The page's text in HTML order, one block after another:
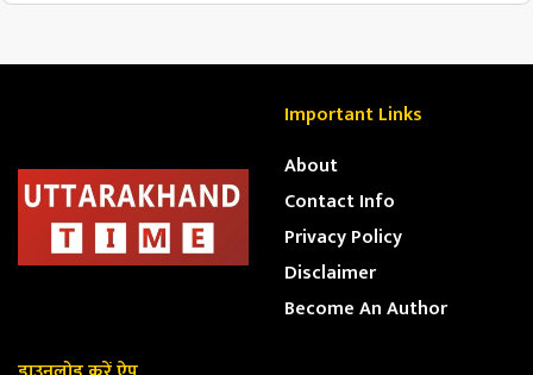
Important Links
About
Contact Info
Privacy Policy
Disclaimer
Become An Author